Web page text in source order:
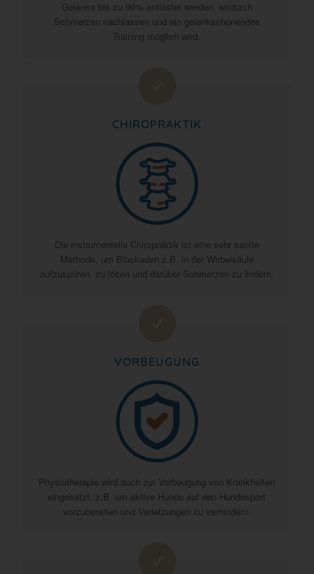
Gelenke bis zu 90% entlastet werden, wodurch
Schmerzen nachlassen und ein gelenkschonendes
Training möglich wird.
CHIROPRAKTIK
Die instrumentelle Chiropraktik ist eine sehr sanfte
Methode, um Blockaden z.B. in der Wirbelsäule
aufzuspüren, zu lösen und darüber Schmerzen zu lindern.
VORBEUGUNG
Physiotherapie wird auch zur Vorbeugung von Krankheiten
eingesetzt, z.B. um aktive Hunde auf den Hundesport
vorzubereiten und Verletzungen zu verhindern.